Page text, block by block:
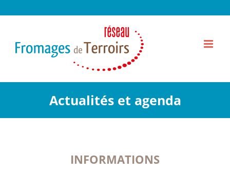
Actualités et agenda
INFORMATIONS